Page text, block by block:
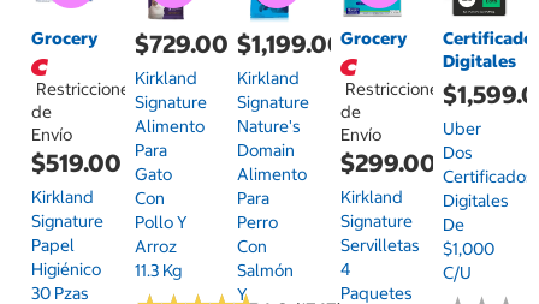
Grocery
Restricciones
de
Envío
$519.00
Kirkland
Signature
Papel
Higiénico
30 Pzas
$729.00
Kirkland
Signature
Alimento
Para
Gato
Con
Pollo Y
Arroz
11.3 Kg
$1,199.00
Kirkland
Signature
Nature's
Domain
Alimento
Para
Perro
Con
Salmón
Y
Grocery
Restricciones
de
Envío
$299.00
Kirkland
Signature
Servilletas
4
Paquetes
Digitales
Uber
Dos
Certificados
Digitales
De
$1,000
C/u